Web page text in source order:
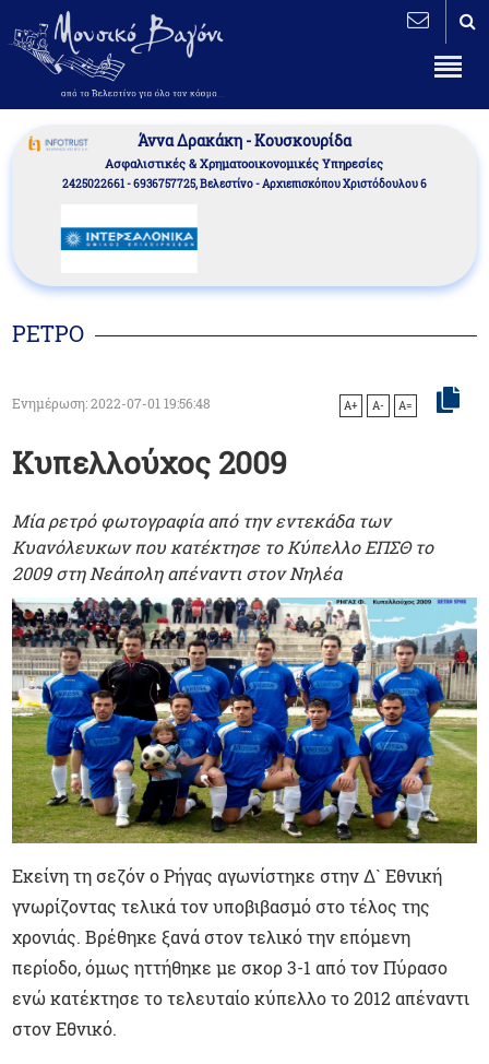
Άννα Δρακάκη - Κουσκουρίδα
Aσφαλιστικές & Χρηματοοικονομικές Υπηρεσίες
2425022661 - 6936757725, Βελεστίνο - Αρχιεπισκόπου Χριστόδουλου 6
ΡΕΤΡΟ
Ενημέρωση: 2022-07-01 19:56:48 A+ A- A=
Κυπελλούχος 2009
Μία ρετρό φωτογραφία από την εντεκάδα των
Κυανόλευκων που κατέκτησε το Κύπελλο ΕΠΣΘ το
2009 στη Νεάπολη απέναντι στον Νηλέα
Εκείνη τη σεζόν ο Ρήγας αγωνίστηκε στην Δ` Εθνική
γνωρίζοντας τελικά τον υποβιβασμό στο τέλος της
χρονιάς. Βρέθηκε ξανά στον τελικό την επόμενη
περίοδο, όμως ηττήθηκε με σκορ 3-1 από τον Πύρασο
ενώ κατέκτησε το τελευταίο κύπελλο το 2012 απέναντι
στον Εθνικό.